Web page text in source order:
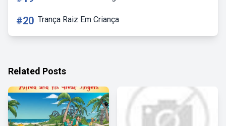
#20 Trança Raiz Em Criança
Related Posts